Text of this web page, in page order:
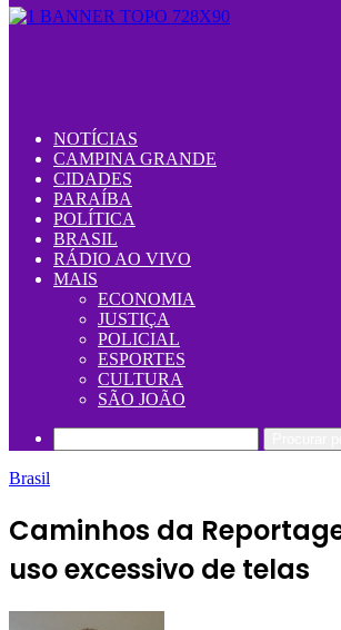
NOTÍCIAS
CAMPINA GRANDE
CIDADES
PARAÍBA
POLÍTICA
BRASIL
RÁDIO AO VIVO
MAIS
ECONOMIA
JUSTIÇA
POLICIAL
ESPORTES
CULTURA
SÃO JOÃO
Brasil
Caminhos da
uso excessivo de telas